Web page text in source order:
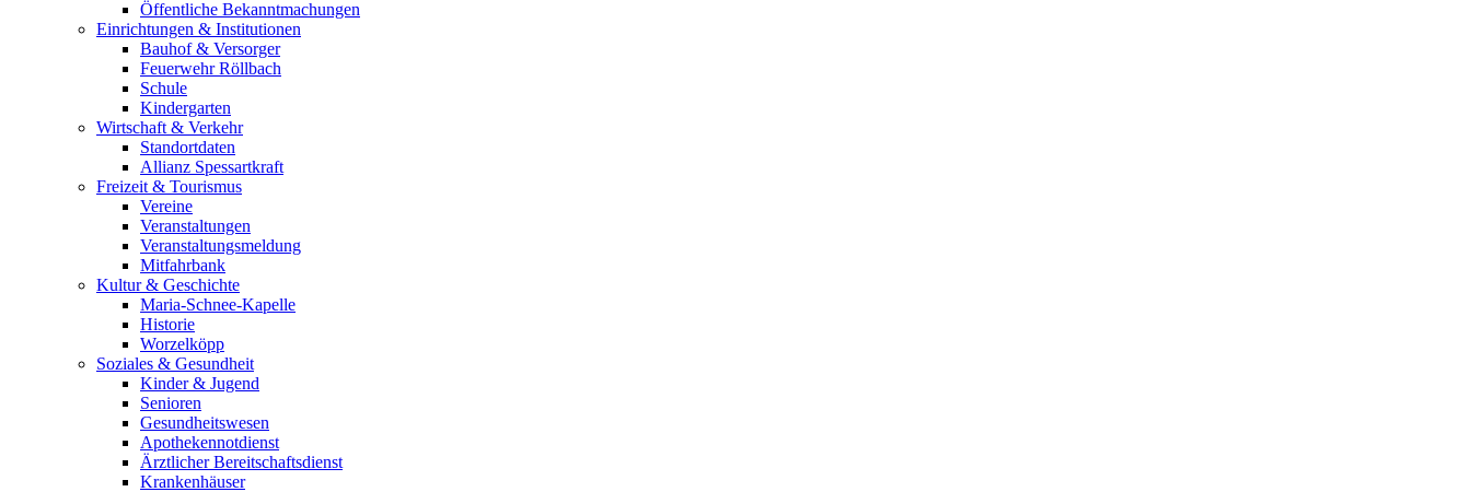
Öffentliche Bekanntmachungen
Einrichtungen & Institutionen
Bauhof & Versorger
Feuerwehr Röllbach
Schule
Kindergarten
Wirtschaft & Verkehr
Standortdaten
Allianz Spessartkraft
Freizeit & Tourismus
Vereine
Veranstaltungen
Veranstaltungsmeldung
Mitfahrbank
Kultur & Geschichte
Maria-Schnee-Kapelle
Historie
Worzelköpp
Soziales & Gesundheit
Kinder & Jugend
Senioren
Gesundheitswesen
Apothekennotdienst
Ärztlicher Bereitschaftsdienst
Krankenhäuser